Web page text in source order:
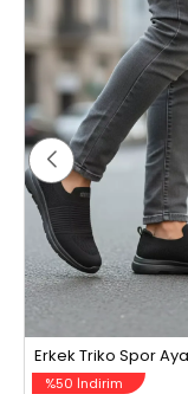
%50 İndirim